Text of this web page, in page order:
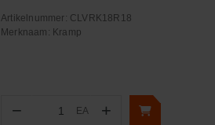
Artikelnummer: CLVRK18R18
Merknaam: Kramp
− Aantal
EA +